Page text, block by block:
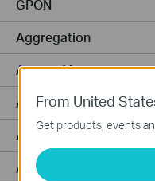
GPON
Aggregation
Access Max
Access Pro
Access
Access Plus
From United
Get products, events